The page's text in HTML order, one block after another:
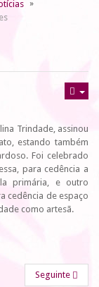
Trindade, assinou
estando também
Foi celebrado
para cedência a
primária, e outro
cedência de espaço
como artesã.
Seguinte